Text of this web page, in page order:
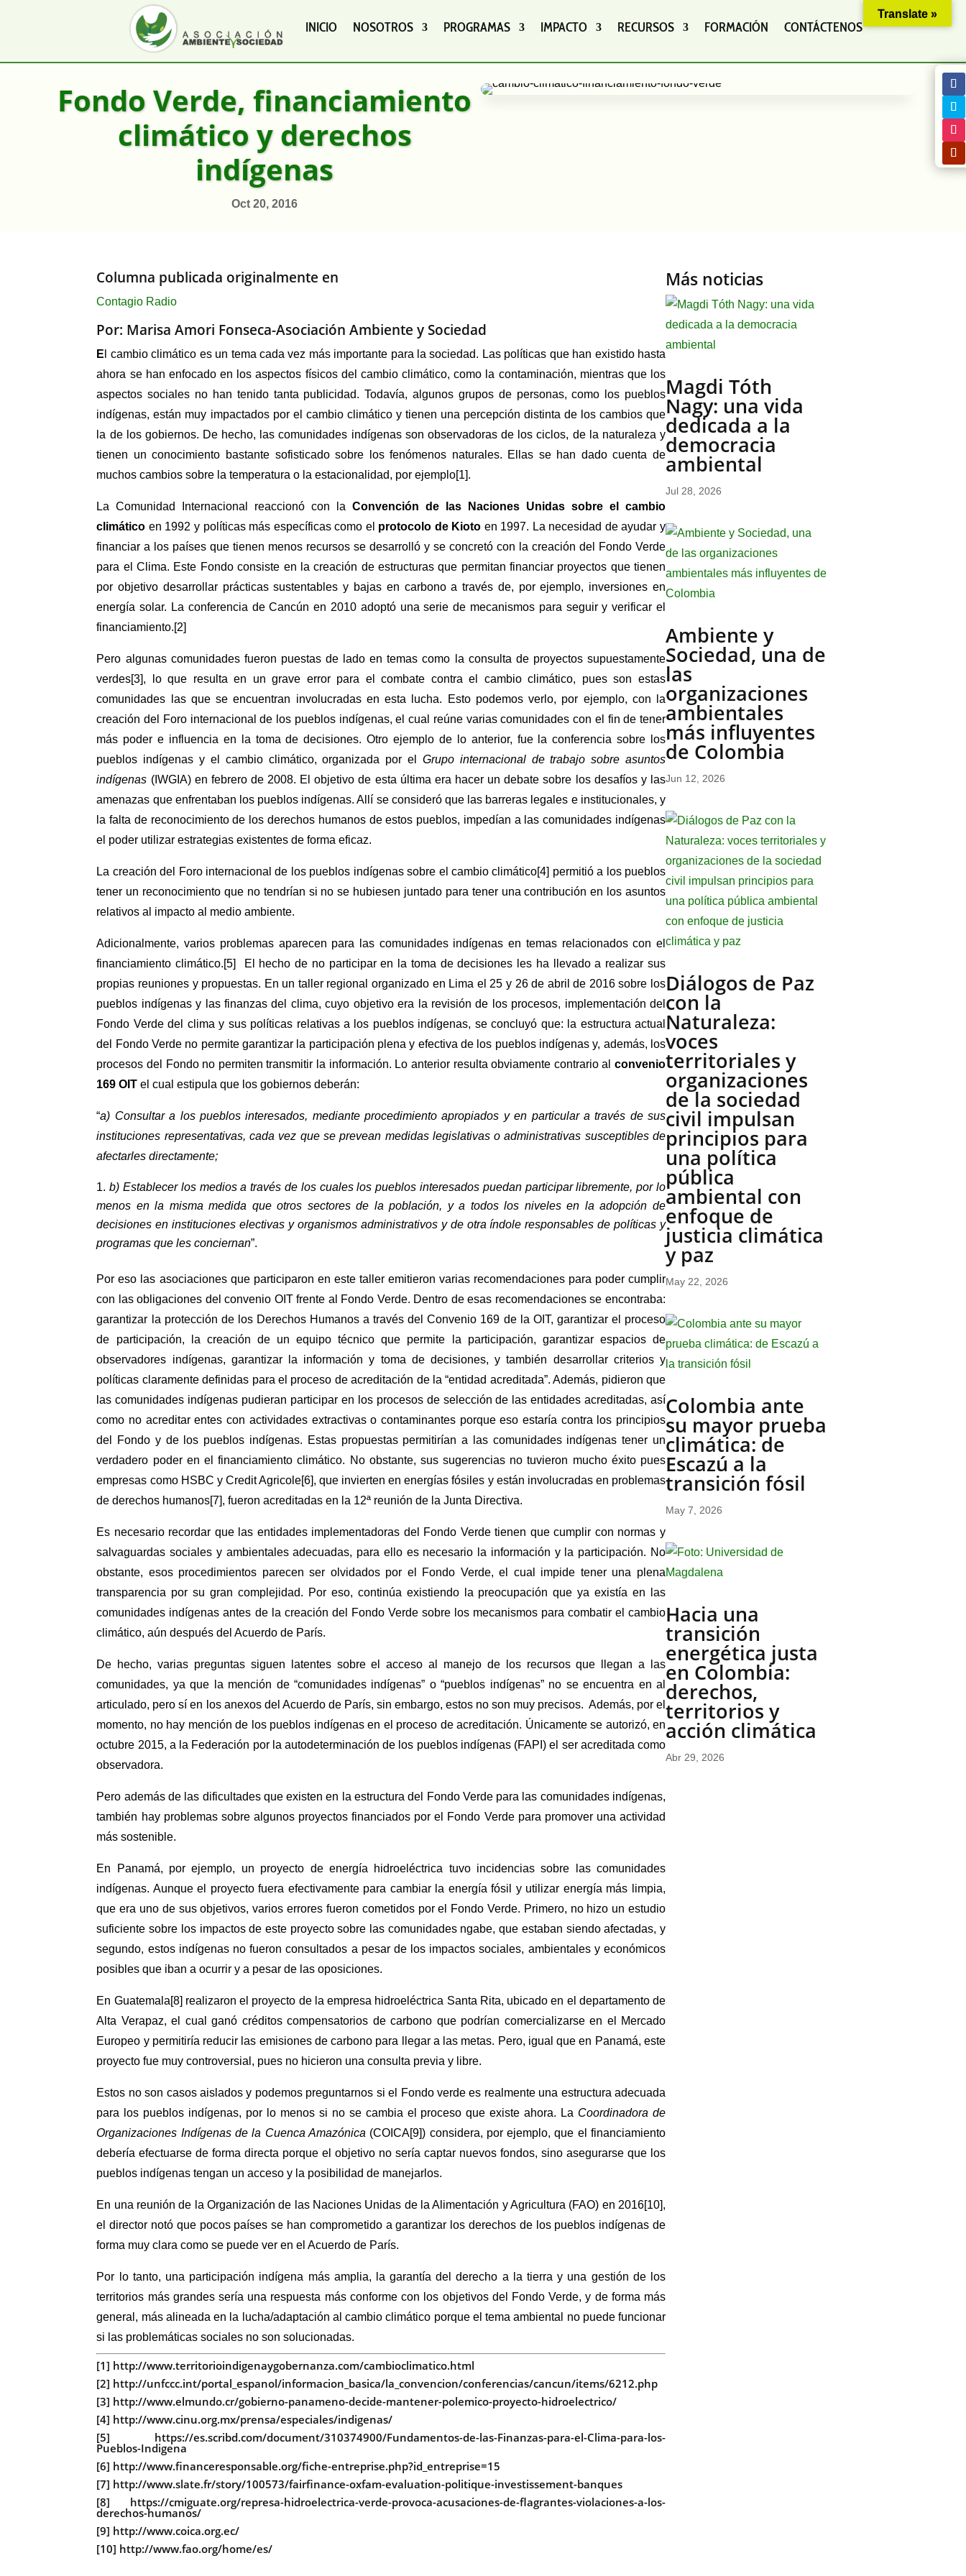
INICIO NOSOTROS PROGRAMAS IMPACTO RECURSOS FORMACIÓN CONTÁCTENOS
Fondo Verde, financiamiento
climático y derechos
indígenas
Oct 20, 2016
Columna publicada originalmente en
Contagio Radio
Por: Marisa Amori Fonseca-Asociación Ambiente y Sociedad
E l cambio climático es un tema cada vez más importante para la sociedad. Las políticas que han existido hasta
ahora se han enfocado en los aspectos físicos del cambio climático, como la contaminación, mientras que los
aspectos sociales no han tenido tanta publicidad. Todavía, algunos grupos de personas, como los pueblos
indígenas, están muy impactados por el cambio climático y tienen una percepción distinta de los cambios que
la de los gobiernos. De hecho, las comunidades indígenas son observadoras de los ciclos, de la naturaleza y
tienen un conocimiento bastante sofisticado sobre los fenómenos naturales. Ellas se han dado cuenta de
muchos cambios sobre la temperatura o la estacionalidad, por ejemplo[1].
La Comunidad Internacional reaccionó con laConvención de las Naciones Unidas sobre el cambio
climático en 1992 y políticas más específicas como el protocolo de Kioto en 1997. La necesidad de ayudar y
financiar a los países que tienen menos recursos se desarrolló y se concretó con la creación del Fondo Verde
para el Clima. Este Fondo consiste en la creación de estructuras que permitan financiar proyectos que tienen
por objetivo desarrollar prácticas sustentables y bajas en carbono a través de, por ejemplo, inversiones en
energía solar. La conferencia de Cancún en 2010 adoptó una serie de mecanismos para seguir y verificar el
financiamiento.[2]
Pero algunas comunidades fueron puestas de lado en temas como la consulta de proyectos supuestamente
verdes[3], lo que resulta en un grave error para el combate contra el cambio climático, pues son estas
comunidades las que se encuentran involucradas en esta lucha. Esto podemos verlo, por ejemplo, con la
creación del Foro internacional de los pueblos indígenas, el cual reúne varias comunidades con el fin de tener
más poder e influencia en la toma de decisiones. Otro ejemplo de lo anterior, fue la conferencia sobre los
pueblos indígenas y el cambio climático, organizada por el Grupo internacional de trabajo sobre asuntos
indígenas (IWGIA) en febrero de 2008. El objetivo de esta última era hacer un debate sobre los desafíos y las
amenazas que enfrentaban los pueblos indígenas. Allí se consideró que las barreras legales e institucionales, y
la falta de reconocimiento de los derechos humanos de estos pueblos, impedían a las comunidades indígenas
el poder utilizar estrategias existentes de forma eficaz.
La creación del Foro internacional de los pueblos indígenas sobre el cambio climático[4] permitió a los pueblos
tener un reconocimiento que no tendrían si no se hubiesen juntado para tener una contribución en los asuntos
relativos al impacto al medio ambiente.
Adicionalmente, varios problemas aparecen para las comunidades indígenas en temas relacionados con el
financiamiento climático.[5] El hecho de no participar en la toma de decisiones les ha llevado a realizar sus
propias reuniones y propuestas. En un taller regional organizado en Lima el 25 y 26 de abril de 2016 sobre los
pueblos indígenas y las finanzas del clima, cuyo objetivo era la revisión de los procesos, implementación del
Fondo Verde del clima y sus políticas relativas a los pueblos indígenas, se concluyó que: la estructura actual
del Fondo Verde no permite garantizar la participación plena y efectiva de los pueblos indígenas y, además, los
procesos del Fondo no permiten transmitir la información. Lo anterior resulta obviamente contrario al convenio
169 OIT el cual estipula que los gobiernos deberán:
“a) Consultar a los pueblos interesados, mediante procedimiento apropiados y en particular a través de sus
instituciones representativas, cada vez que se prevean medidas legislativas o administrativas susceptibles de
afectarles directamente;
b) Establecer los medios a través de los cuales los pueblos interesados puedan participar libremente, por lo
menos en la misma medida que otros sectores de la población, y a todos los niveles en la adopción de
decisiones en instituciones electivas y organismos administrativos y de otra índole responsables de políticas y
programas que les conciernan”.
Por eso las asociaciones que participaron en este taller emitieron varias recomendaciones para poder cumplir
con las obligaciones del convenio OIT frente al Fondo Verde. Dentro de esas recomendaciones se encontraba:
garantizar la protección de los Derechos Humanos a través del Convenio 169 de la OIT, garantizar el proceso
de participación, la creación de un equipo técnico que permite la participación, garantizar espacios de
observadores indígenas, garantizar la información y toma de decisiones, y también desarrollar criterios y
políticas claramente definidas para el proceso de acreditación de la “entidad acreditada”. Además, pidieron que
las comunidades indígenas pudieran participar en los procesos de selección de las entidades acreditadas, así
como no acreditar entes con actividades extractivas o contaminantes porque eso estaría contra los principios
del Fondo y de los pueblos indígenas. Estas propuestas permitirían a las comunidades indígenas tener un
verdadero poder en el financiamiento climático. No obstante, sus sugerencias no tuvieron mucho éxito pues
empresas como HSBC y Credit Agricole[6], que invierten en energías fósiles y están involucradas en problemas
de derechos humanos[7], fueron acreditadas en la 12ª reunión de la Junta Directiva.
Es necesario recordar que las entidades implementadoras del Fondo Verde tienen que cumplir con normas y
salvaguardas sociales y ambientales adecuadas, para ello es necesario la información y la participación. No
obstante, esos procedimientos parecen ser olvidados por el Fondo Verde, el cual impide tener una plena
transparencia por su gran complejidad. Por eso, continúa existiendo la preocupación que ya existía en las
comunidades indígenas antes de la creación del Fondo Verde sobre los mecanismos para combatir el cambio
climático, aún después del Acuerdo de París.
De hecho, varias preguntas siguen latentes sobre el acceso al manejo de los recursos que llegan a las
comunidades, ya que la mención de “comunidades indígenas” o “pueblos indígenas” no se encuentra en al
articulado, pero sí en los anexos del Acuerdo de París, sin embargo, estos no son muy precisos. Además, por el
momento, no hay mención de los pueblos indígenas en el proceso de acreditación. Únicamente se autorizó, en
octubre 2015, a la Federación por la autodeterminación de los pueblos indígenas (FAPI) el ser acreditada como
observadora.
Pero además de las dificultades que existen en la estructura del Fondo Verde para las comunidades indígenas,
también hay problemas sobre algunos proyectos financiados por el Fondo Verde para promover una actividad
más sostenible.
En Panamá, por ejemplo, un proyecto de energía hidroeléctrica tuvo incidencias sobre las comunidades
indígenas. Aunque el proyecto fuera efectivamente para cambiar la energía fósil y utilizar energía más limpia,
que era uno de sus objetivos, varios errores fueron cometidos por el Fondo Verde. Primero, no hizo un estudio
suficiente sobre los impactos de este proyecto sobre las comunidades ngabe, que estaban siendo afectadas, y
segundo, estos indígenas no fueron consultados a pesar de los impactos sociales, ambientales y económicos
posibles que iban a ocurrir y a pesar de las oposiciones.
En Guatemala[8] realizaron el proyecto de la empresa hidroeléctrica Santa Rita, ubicado en el departamento de
Alta Verapaz, el cual ganó créditos compensatorios de carbono que podrían comercializarse en el Mercado
Europeo y permitiría reducir las emisiones de carbono para llegar a las metas. Pero, igual que en Panamá, este
proyecto fue muy controversial, pues no hicieron una consulta previa y libre.
Estos no son casos aislados y podemos preguntarnos si el Fondo verde es realmente una estructura adecuada
para los pueblos indígenas, por lo menos si no se cambia el proceso que existe ahora. La Coordinadora de
Organizaciones Indígenas de la Cuenca Amazónica (COICA[9]) considera, por ejemplo, que el financiamiento
debería efectuarse de forma directa porque el objetivo no sería captar nuevos fondos, sino asegurarse que los
pueblos indígenas tengan un acceso y la posibilidad de manejarlos.
En una reunión de la Organización de las Naciones Unidas de la Alimentación y Agricultura (FAO) en 2016[10],
el director notó que pocos países se han comprometido a garantizar los derechos de los pueblos indígenas de
forma muy clara como se puede ver en el Acuerdo de París.
Por lo tanto, una participación indígena más amplia, la garantía del derecho a la tierra y una gestión de los
territorios más grandes sería una respuesta más conforme con los objetivos del Fondo Verde, y de forma más
general, más alineada en la lucha/adaptación al cambio climático porque el tema ambiental no puede funcionar
si las problemáticas sociales no son solucionadas.
[1] http://www.territorioindigenaygobernanza.com/cambioclimatico.html
[2] http://unfccc.int/portal_espanol/informacion_basica/la_convencion/conferencias/cancun/items/6212.php
[3] http://www.elmundo.cr/gobierno-panameno-decide-mantener-polemico-proyecto-hidroelectrico/
[4] http://www.cinu.org.mx/prensa/especiales/indigenas/
[5] https://es.scribd.com/document/310374900/Fundamentos-de-las-Finanzas-para-el-Clima-para-los-
Pueblos-Indigena
[6] http://www.financeresponsable.org/fiche-entreprise.php?id_entreprise=15
[7] http://www.slate.fr/story/100573/fairfinance-oxfam-evaluation-politique-investissement-banques
[8] https://cmiguate.org/represa-hidroelectrica-verde-provoca-acusaciones-de-flagrantes-violaciones-a-los-
derechos-humanos/
[9] http://www.coica.org.ec/
[10] http://www.fao.org/home/es/
Más noticias
Magdi Tóth
Nagy: una vida
dedicada a la
democracia
ambiental
Jul 28, 2026
Ambiente y
Sociedad, una de
las
organizaciones
ambientales
más influyentes
de Colombia
Jun 12, 2026
Diálogos de Paz
con la
Naturaleza:
voces
territoriales y
organizaciones
de la sociedad
civil impulsan
principios para
una política
pública
ambiental con
enfoque de
justicia climática
y paz
May 22, 2026
Colombia ante
su mayor prueba
climática: de
Escazú a la
transición fósil
May 7, 2026
Hacia una
transición
energética justa
en Colombia:
derechos,
territorios y
acción climática
Abr 29, 2026
Translate »